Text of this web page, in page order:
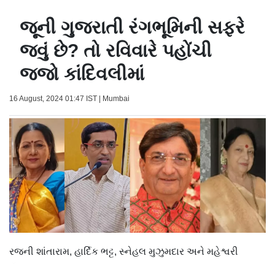
જૂની ગુજરાતી રંગભૂમિની સફરે
જવું છે? તો રવિવારે પહોંચી
જજો કાંદિવલીમાં
16 August, 2024 01:47 IST | Mumbai
રજની શાંતારામ, હાર્દિક ભટ્ટ, સ્નેહલ મુઝુમદાર અને મહેશ્વરી